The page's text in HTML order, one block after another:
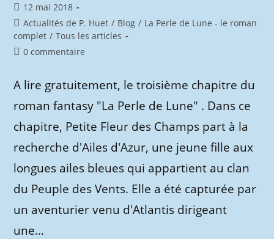
Publication
publiée :
12 mai 2018
Post
category:
Actualités de P. Huet / Blog / La Perle de Lune - le roman
complet / Tous les articles
Commentaires
publication :
0 commentaire
A lire gratuitement, le troisième chapitre du
roman fantasy "La Perle de Lune" . Dans ce
chapitre, Petite Fleur des Champs part à la
recherche d'Ailes d'Azur, une jeune fille aux
longues ailes bleues qui appartient au clan
du Peuple des Vents. Elle a été capturée par
un aventurier venu d'Atlantis dirigeant
une…